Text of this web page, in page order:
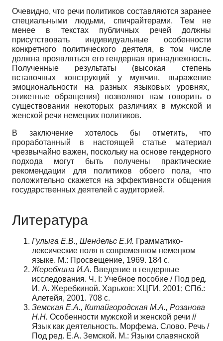
Очевидно, что речи политиков составляются заранее
специальными людьми, спичрайтерами. Тем не
менее в текстах публичных речей должны
присутствовать индивидуальные особенности
конкретного политического деятеля, в том числе
должна проявляться его гендерная принадлежность.
Полученные результаты (высокая степень
вставочных конструкций у мужчин, выражение
эмоциональности на разных языковых уровнях,
этикетные обращения) позволяют нам говорить о
существовании некоторых различиях в мужской и
женской речи немецких политиков.
В заключение хотелось бы отметить, что
проработанный в настоящей статье материал
чрезвычайно важен, поскольку на основе гендерного
подхода могут быть получены практические
рекомендации для политиков обоего пола, что
положительно скажется на эффективности общения
государственных деятелей с аудиторией.
Литература
Гулыга Е.В., Шендельс Е.И. Грамматико-
лексические поля в современном немецком
языке. М.: Просвещение, 1969. 184 с.
Жеребкина И.А. Введение в гендерные
исследования. Ч. I: Учебное пособие / Под ред.
И. А. Жеребкиной. Харьков: ХЦГИ, 2001; СПб.:
Алетейя, 2001. 708 с.
Земская Е.А., Китайгородская М.А., Розанова
Н.Н. Особенности мужской и женской речи //
Язык как деятельность. Морфема. Слово. Речь /
Под ред. Е.А. Земской. М.: Языки славянской